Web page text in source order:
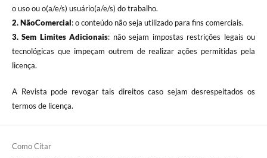
o uso ou o(a/e/s) usuário(a/e/s) do trabalho.
2. NãoComercial: o conteúdo não seja utilizado para fins comerciais.
3.Sem Limites Adicionais: não sejam impostas restrições legais ou
tecnológicas que impeçam outrem de realizar ações permitidas pela
licença.
A Revista pode revogar tais direitos caso sejam desrespeitados os
termos de licença.
Como Citar